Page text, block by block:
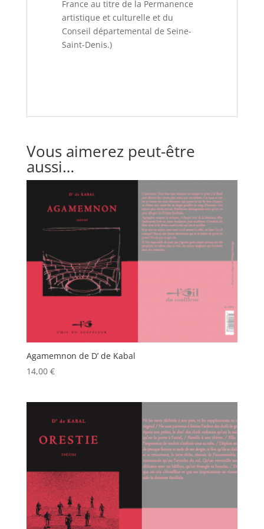
France au titre de la Permanence
artistique et culturelle et du
Conseil départemental de Seine-
Saint-Denis.)
Vous aimerez peut-être
aussi…
Agamemnon de D’ de Kabal
14,00 €